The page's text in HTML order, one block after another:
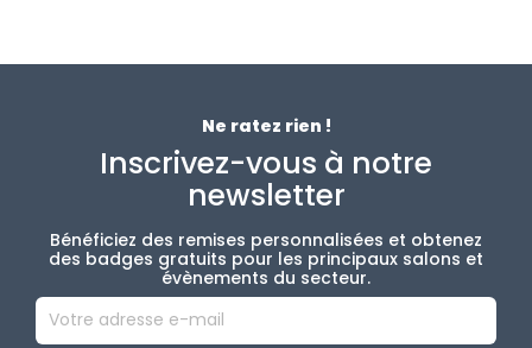
Ne ratez rien !
Inscrivez-vous à notre
newsletter
Bénéficiez des remises personnalisées et obtenez
des badges gratuits pour les principaux salons et
évènements du secteur.